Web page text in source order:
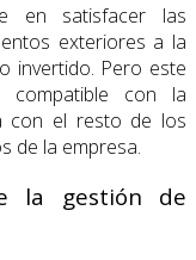
en satisfacer las
exteriores a la
invertido. Pero este
con la
con el resto de los
de la empresa.
la gestión de